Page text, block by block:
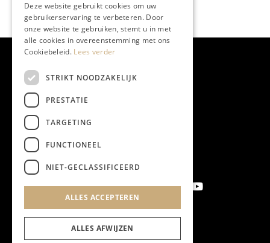
Aanmelden nieuwsbrief
Deze website gebruikt cookies om uw
gebruikerservaring te verbeteren. Door
onze website te gebruiken, stemt u in met
alle cookies in overeenstemming met ons
Cookiebeleid. Lees verder
STRIKT NOODZAKELIJK
PRESTATIE
TARGETING
FUNCTIONEEL
NIET-GECLASSIFICEERD
ALLES ACCEPTEREN
ALLES AFWIJZEN